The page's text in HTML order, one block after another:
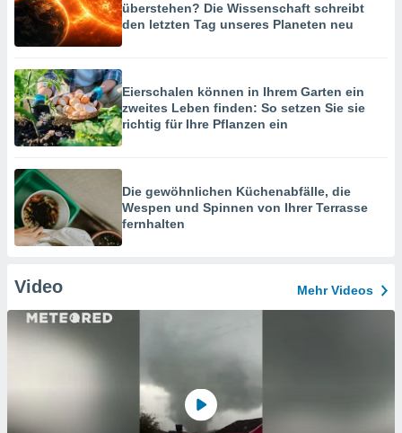
überstehen? Die Wissenschaft schreibt
den letzten Tag unseres Planeten neu
Eierschalen können in Ihrem Garten ein
zweites Leben finden: So setzen Sie sie
richtig für Ihre Pflanzen ein
Die gewöhnlichen Küchenabfälle, die
Wespen und Spinnen von Ihrer Terrasse
fernhalten
Video Mehr Videos